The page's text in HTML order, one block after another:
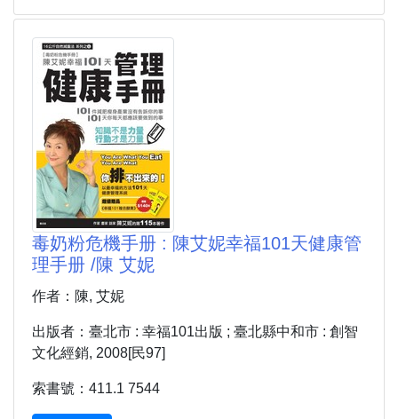
毒奶粉危機手册 : 陳艾妮幸福101天健康管
理手册 /陳 艾妮
作者：陳, 艾妮
出版者：臺北市 : 幸福101出版 ; 臺北縣中和市 : 創智
文化經銷, 2008[民97]
索書號：411.1 7544